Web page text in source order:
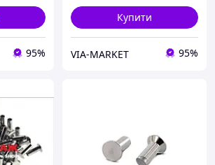
95%
Купити
VIA-MARKET 95%